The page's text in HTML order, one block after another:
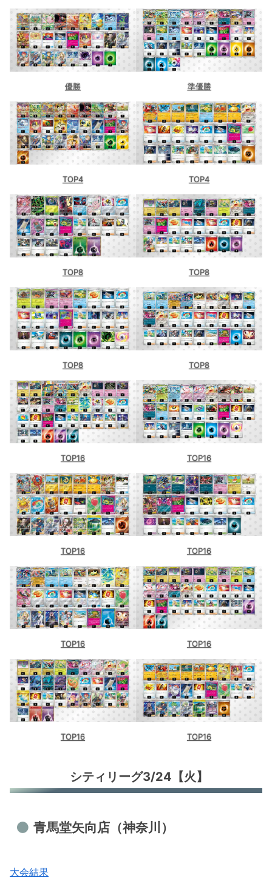
優勝 準優勝
TOP4 TOP4
TOP8 TOP8
TOP8 TOP8
TOP16 TOP16
TOP16 TOP16
TOP16 TOP16
TOP16 TOP16
シティリーグ3/24【火】
青馬堂矢向店（神奈川）
大会結果